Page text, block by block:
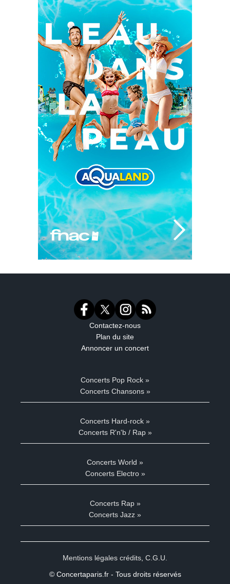
Contactez-nous
Plan du site
Annoncer un concert
Concerts Pop Rock »
Concerts Chansons »
Concerts Hard-rock »
Concerts R'n'b / Rap »
Concerts World »
Concerts Electro »
Concerts Rap »
Concerts Jazz »
Mentions légales crédits C.G.U.
© Concertaparis.fr - Tous droits réservés